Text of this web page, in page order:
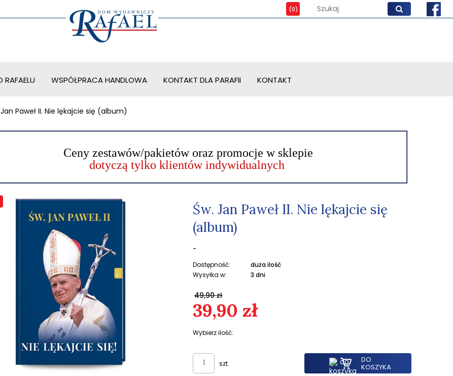
RAFAELU WSPÓŁPRACA HANDLOWA KONTAKT DLA PARAFII KONTAKT
Paweł II. Nie lękajcie się (album)
Ceny zestawów/pakietów oraz promocje w sklepie
dotyczą tylko klientów indywidualnych
Św. Jan Paweł II. Nie lękajcie się
(album)
-
Dostępność:
duża ilość
Wysyłka w:
3 dni
39,90 zł
Wybierz ilość:
49,90 zł
szt. DO
KOSZYKA